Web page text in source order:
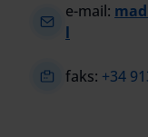
e-mail:
l
faks: +34